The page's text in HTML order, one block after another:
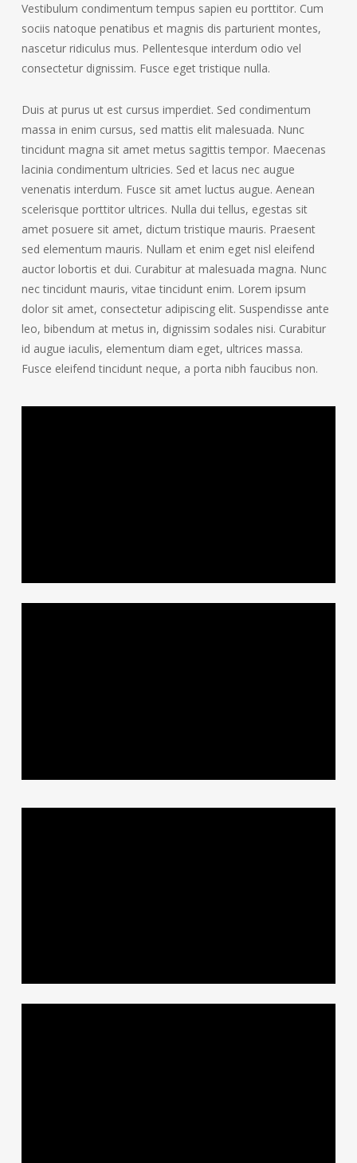
Vestibulum condimentum tempus sapien eu porttitor. Cum
sociis natoque penatibus et magnis dis parturient montes,
nascetur ridiculus mus. Pellentesque interdum odio vel
consectetur dignissim. Fusce eget tristique nulla.
Duis at purus ut est cursus imperdiet. Sed condimentum
massa in enim cursus, sed mattis elit malesuada. Nunc
tincidunt magna sit amet metus sagittis tempor. Maecenas
lacinia condimentum ultricies. Sed et lacus nec augue
venenatis interdum. Fusce sit amet luctus augue. Aenean
scelerisque porttitor ultrices. Nulla dui tellus, egestas sit
amet posuere sit amet, dictum tristique mauris. Praesent
sed elementum mauris. Nullam et enim eget nisl eleifend
auctor lobortis et dui. Curabitur at malesuada magna. Nunc
nec tincidunt mauris, vitae tincidunt enim. Lorem ipsum
dolor sit amet, consectetur adipiscing elit. Suspendisse ante
leo, bibendum at metus in, dignissim sodales nisi. Curabitur
id augue iaculis, elementum diam eget, ultrices massa.
Fusce eleifend tincidunt neque, a porta nibh faucibus non.